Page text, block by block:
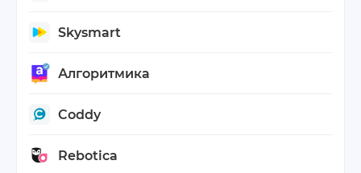
Skysmart
Алгоритмика
Coddy
Rebotica